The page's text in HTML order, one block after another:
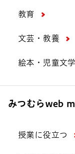
教育
文芸・教養
絵本・児童文学
みつむらweb
授業に役立つ